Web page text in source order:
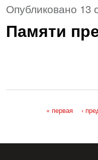
Опубликовано 13
Памяти
« первая ‹